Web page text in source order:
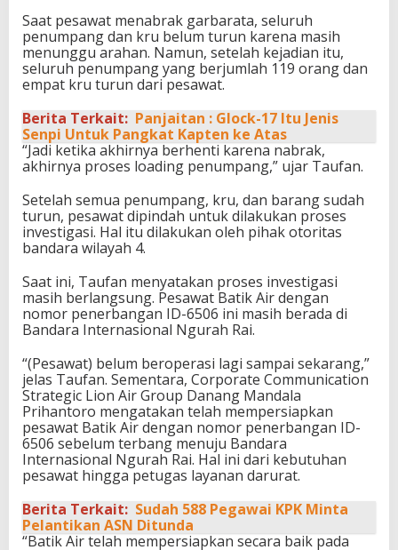
Saat pesawat menabrak garbarata, seluruh
penumpang dan kru belum turun karena masih
menunggu arahan. Namun, setelah kejadian itu,
seluruh penumpang yang berjumlah 119 orang dan
empat kru turun dari pesawat.
Berita Terkait: Panjaitan : Glock-17 Itu Jenis
Senpi Untuk Pangkat Kapten ke Atas
“Jadi ketika akhirnya berhenti karena nabrak,
akhirnya proses loading penumpang,” ujar Taufan.
Setelah semua penumpang, kru, dan barang sudah
turun, pesawat dipindah untuk dilakukan proses
investigasi. Hal itu dilakukan oleh pihak otoritas
bandara wilayah 4.
Saat ini, Taufan menyatakan proses investigasi
masih berlangsung. Pesawat Batik Air dengan
nomor penerbangan ID-6506 ini masih berada di
Bandara Internasional Ngurah Rai.
“(Pesawat) belum beroperasi lagi sampai sekarang,”
jelas Taufan. Sementara, Corporate Communication
Strategic Lion Air Group Danang Mandala
Prihantoro mengatakan telah mempersiapkan
pesawat Batik Air dengan nomor penerbangan ID-
6506 sebelum terbang menuju Bandara
Internasional Ngurah Rai. Hal ini dari kebutuhan
pesawat hingga petugas layanan darurat.
Berita Terkait: Sudah 588 Pegawai KPK Minta
Pelantikan ASN Ditunda
“Batik Air telah mempersiapkan secara baik pada